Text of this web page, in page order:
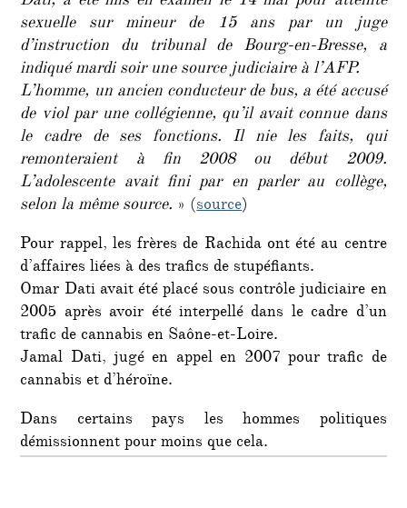
sexuelle sur mineur de 15 ans par un juge
d’instruction du tribunal de Bourg-en-Bresse, a
indiqué mardi soir une source judiciaire à l’AFP.
L’homme, un ancien conducteur de bus, a été accusé
de viol par une collégienne, qu’il avait connue dans
le cadre de ses fonctions. Il nie les faits, qui
remonteraient à fin 2008 ou début 2009.
L’adolescente avait fini par en parler au collège,
selon la même source. » (source)
Pour rappel, les frères de Rachida ont été au centre
d’affaires liées à des trafics de stupéfiants.
Omar Dati avait été placé sous contrôle judiciaire en
2005 après avoir été interpellé dans le cadre d’un
trafic de cannabis en Saône-et-Loire.
Jamal Dati, jugé en appel en 2007 pour trafic de
cannabis et d’héroïne.
Dans certains pays les hommes politiques
démissionnent pour moins que cela.